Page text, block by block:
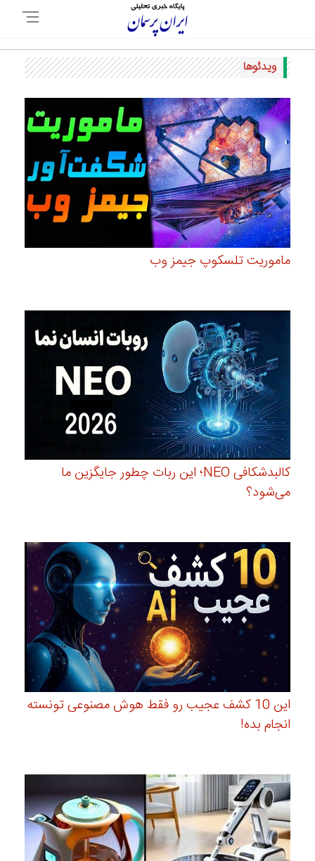
ویدئوها
ماموریت تلسکوپ جیمز وب
کالبدشکافی NEO؛ این ربات چطور جایگزین ما
می‌شود؟
این 10 کشف عجیب رو فقط هوش مصنوعی تونسته
انجام بده!